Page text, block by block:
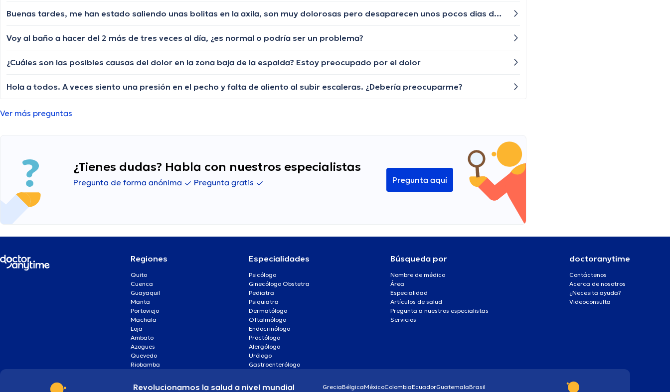
Buenas tardes, me han estado saliendo unas bolitas en la axila, son muy dolorosas pero desaparecen unos pocos dias despues, solo duran uno o 2 dias, que puede ser? debo preocuparme?
Voy al baño a hacer del 2 más de tres veces al día, ¿es normal o podría ser un problema?
¿Cuáles son las posibles causas del dolor en la zona baja de la espalda? Estoy preocupado por el dolor
Hola a todos. A veces siento una presión en el pecho y falta de aliento al subir escaleras. ¿Debería preocuparme?
Ver más preguntas
¿Tienes dudas? Habla con nuestros especialistas
Pregunta de forma anónima Pregunta gratis Pregunta aquí
Regiones
Quito
Cuenca
Guayaquil
Manta
Portoviejo
Machala
Loja
Ambato
Azogues
Quevedo
Riobamba
Especialidades
Psicólogo
Ginecólogo Obstetra
Pediatra
Psiquiatra
Dermatólogo
Oftalmólogo
Endocrinólogo
Proctólogo
Alergólogo
Urólogo
Gastroenterólogo
Búsqueda por
Nombre de médico
Área
Especialidad
Artículos de salud
Pregunta a nuestros especialistas
Servicios
doctoranytime
Contáctenos
Acerca de nosotros
¿Necesita ayuda?
Videoconsulta
Revolucionamos la salud a nivel mundial GreciaBélgicaMéxicoColombiaEcuadorGuatemalaBrasil